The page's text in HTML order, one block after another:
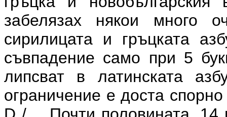
забелязах някои много
сирилицата и гръцката
съвпадение само при 5
липсват в латинската
ограничение е доста